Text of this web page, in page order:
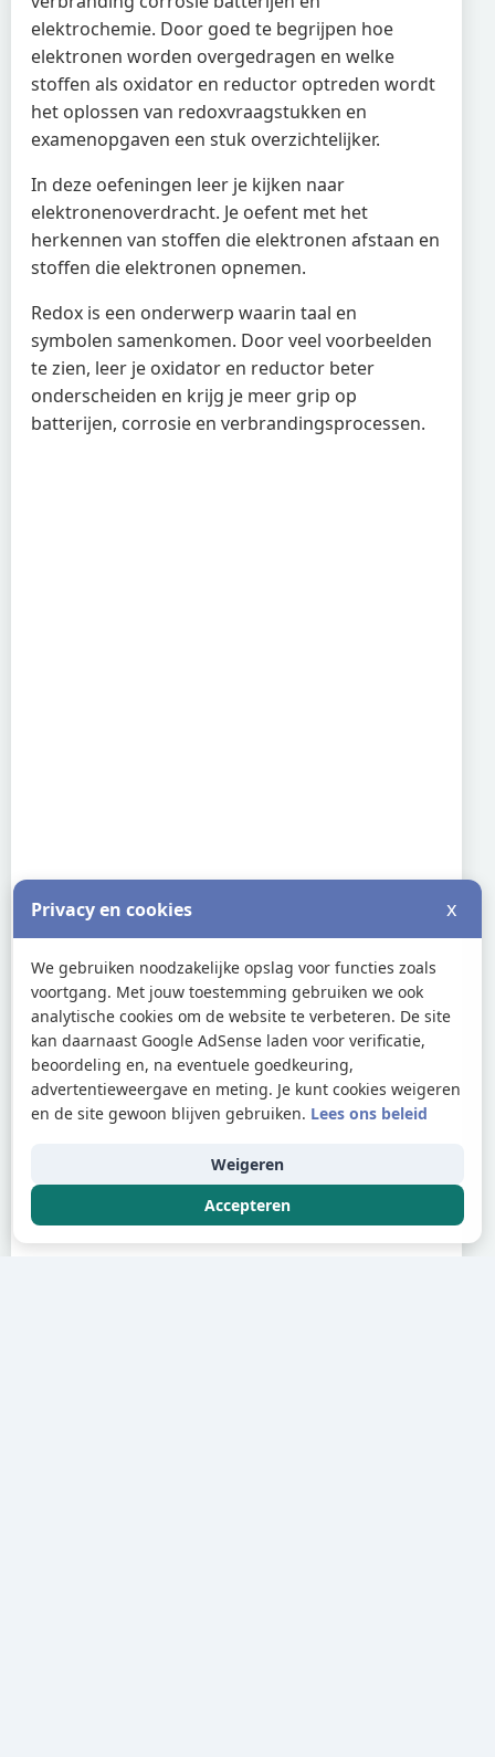
elektrochemie. Door goed te begrijpen hoe
elektronen worden overgedragen en welke
stoffen als oxidator en reductor optreden wordt
het oplossen van redoxvraagstukken en
examenopgaven een stuk overzichtelijker.
In deze oefeningen leer je kijken naar
elektronenoverdracht. Je oefent met het
herkennen van stoffen die elektronen afstaan en
stoffen die elektronen opnemen.
Redox is een onderwerp waarin taal en
symbolen samenkomen. Door veel voorbeelden
te zien, leer je oxidator en reductor beter
onderscheiden en krijg je meer grip op
batterijen, corrosie en verbrandingsprocessen.
Privacy en cookies x
We gebruiken noodzakelijke opslag voor functies zoals
voortgang. Met jouw toestemming gebruiken we ook
analytische cookies om de website te verbeteren. De site
kan daarnaast Google AdSense laden voor verificatie,
beoordeling en, na eventuele goedkeuring,
advertentieweergave en meting. Je kunt cookies weigeren
en de site gewoon blijven gebruiken. Lees ons beleid
Weigeren
Accepteren